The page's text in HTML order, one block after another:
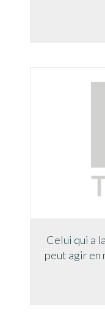
Celui qui a
peut agir en